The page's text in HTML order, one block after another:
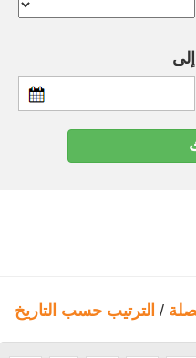
إلى
/ الترتيب حسب التاريخ